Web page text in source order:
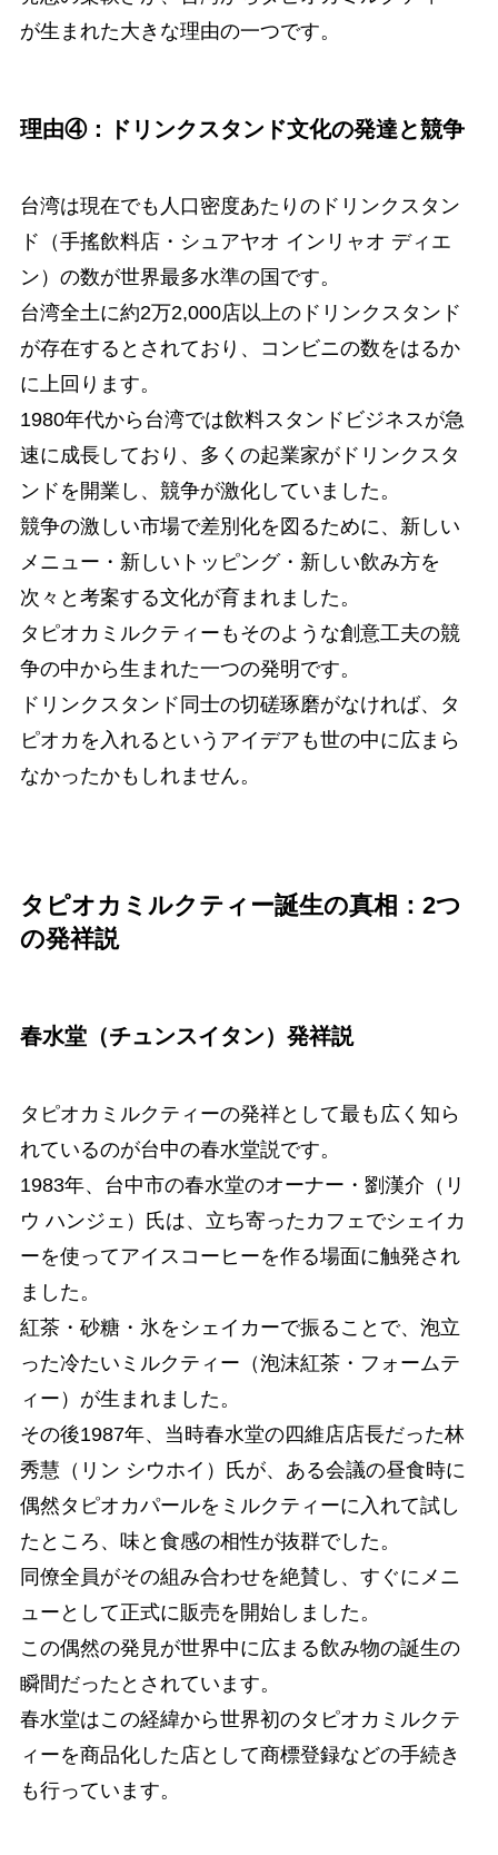
が生まれた大きな理由の一つです。
理由④：ドリンクスタンド文化の発達と競争
台湾は現在でも人口密度あたりのドリンクスタン
ド（手搖飲料店・シュアヤオ インリャオ ディエ
ン）の数が世界最多水準の国です。
台湾全土に約2万2,000店以上のドリンクスタンド
が存在するとされており、コンビニの数をはるか
に上回ります。
1980年代から台湾では飲料スタンドビジネスが急
速に成長しており、多くの起業家がドリンクスタ
ンドを開業し、競争が激化していました。
競争の激しい市場で差別化を図るために、新しい
メニュー・新しいトッピング・新しい飲み方を
次々と考案する文化が育まれました。
タピオカミルクティーもそのような創意工夫の競
争の中から生まれた一つの発明です。
ドリンクスタンド同士の切磋琢磨がなければ、タ
ピオカを入れるというアイデアも世の中に広まら
なかったかもしれません。
タピオカミルクティー誕生の真相：2つ
の発祥説
春水堂（チュンスイタン）発祥説
タピオカミルクティーの発祥として最も広く知ら
れているのが台中の春水堂説です。
1983年、台中市の春水堂のオーナー・劉漢介（リ
ウ ハンジェ）氏は、立ち寄ったカフェでシェイカ
ーを使ってアイスコーヒーを作る場面に触発され
ました。
紅茶・砂糖・氷をシェイカーで振ることで、泡立
った冷たいミルクティー（泡沫紅茶・フォームテ
ィー）が生まれました。
その後1987年、当時春水堂の四維店店長だった林
秀慧（リン シウホイ）氏が、ある会議の昼食時に
偶然タピオカパールをミルクティーに入れて試し
たところ、味と食感の相性が抜群でした。
同僚全員がその組み合わせを絶賛し、すぐにメニ
ューとして正式に販売を開始しました。
この偶然の発見が世界中に広まる飲み物の誕生の
瞬間だったとされています。
春水堂はこの経緯から世界初のタピオカミルクテ
ィーを商品化した店として商標登録などの手続き
も行っています。